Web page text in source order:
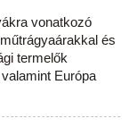
vonatkozó
és
termelők
Európa